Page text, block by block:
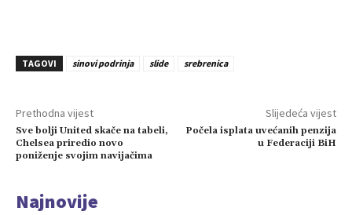
TAGOVI sinovi podrinja slide srebrenica
Prethodna vijest
Sve bolji United skače na tabeli,
Chelsea priredio novo
poniženje svojim navijačima
Slijedeća vijest
Počela isplata uvećanih penzija
u Federaciji BiH
Najnovije